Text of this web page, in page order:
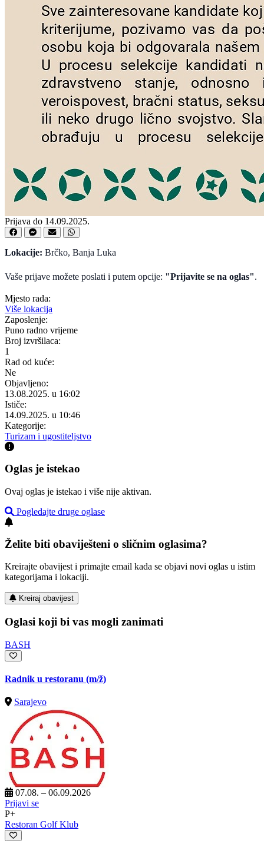
Prijava do 14.09.2025.
Lokacije: Brčko, Banja Luka
Vaše prijave možete poslati i putem opcije: "Prijavite se na oglas".
Mjesto rada:
Više lokacija
Zaposlenje:
Puno radno vrijeme
Broj izvršilaca:
1
Rad od kuće:
Ne
Objavljeno:
13.08.2025. u 16:02
Ističe:
14.09.2025. u 10:46
Kategorije:
Turizam i ugostiteljstvo
Oglas je istekao
Ovaj oglas je istekao i više nije aktivan.
Pogledajte druge oglase
Želite biti obaviješteni o sličnim oglasima?
Kreirajte obavijest i primajte email kada se objavi novi oglas u istim
kategorijama i lokaciji.
Kreiraj obavijest
Oglasi koji bi vas mogli zanimati
BASH
Radnik u restoranu (m/ž)
Sarajevo
07.08. – 06.09.2026
Prijavi se
P+
Restoran Golf Klub